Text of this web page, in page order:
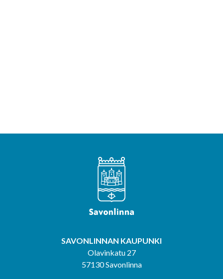
SAVONLINNAN KAUPUNKI
Olavinkatu 27
57130 Savonlinna